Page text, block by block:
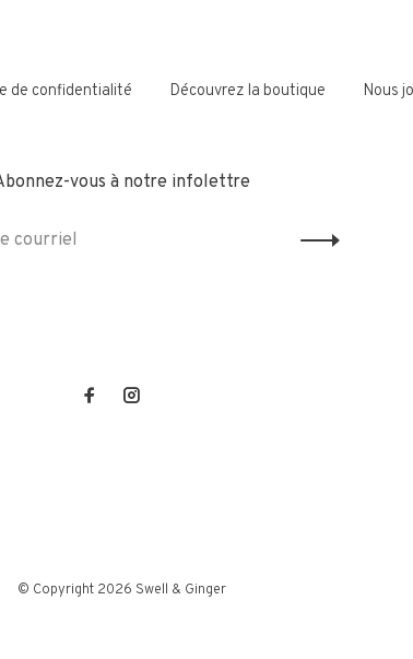
de confidentialité Découvrez la boutique Nous
vous à notre infolettre
© Copyright 2026 Swell & Ginger